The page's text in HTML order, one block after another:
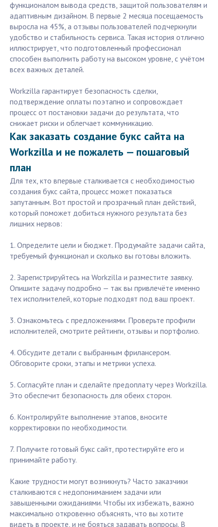
функционалом вывода средств, защитой пользователям и
адаптивным дизайном. В первые 2 месяца посещаемость
выросла на 45%, а отзывы пользователей подчеркнули
удобство и стабильность сервиса. Такая история отлично
иллюстрирует, что подготовленный профессионал
способен выполнить работу на высоком уровне, с учётом
всех важных деталей.
Workzilla гарантирует безопасность сделки,
подтверждение оплаты поэтапно и сопровождает
процесс от постановки задачи до результата, что
снижает риски и облегчает коммуникацию.
Как заказать создание букс сайта на
Workzilla и не пожалеть — пошаговый
план
Для тех, кто впервые сталкивается с необходимостью
создания букс сайта, процесс может показаться
запутанным. Вот простой и прозрачный план действий,
который поможет добиться нужного результата без
лишних нервов:
1. Определите цели и бюджет. Продумайте задачи сайта,
требуемый функционал и сколько вы готовы вложить.
2. Зарегистрируйтесь на Workzilla и разместите заявку.
Опишите задачу подробно — так вы привлечёте именно
тех исполнителей, которые подходят под ваш проект.
3. Ознакомьтесь с предложениями. Проверьте профили
исполнителей, смотрите рейтинги, отзывы и портфолио.
4. Обсудите детали с выбранным фрилансером.
Обговорите сроки, этапы и метрики успеха.
5. Согласуйте план и сделайте предоплату через Workzilla.
Это обеспечит безопасность для обеих сторон.
6. Контролируйте выполнение этапов, вносите
корректировки по необходимости.
7. Получите готовый букс сайт, протестируйте его и
принимайте работу.
Какие трудности могут возникнуть? Часто заказчики
сталкиваются с недопониманием задачи или
завышенными ожиданиями. Чтобы их избежать, важно
максимально откровенно объяснять, что вы хотите
видеть в проекте, и не бояться задавать вопросы. В